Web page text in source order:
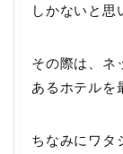
しかないと思
その際は、ネ
あるホテルを
ちなみにワタ